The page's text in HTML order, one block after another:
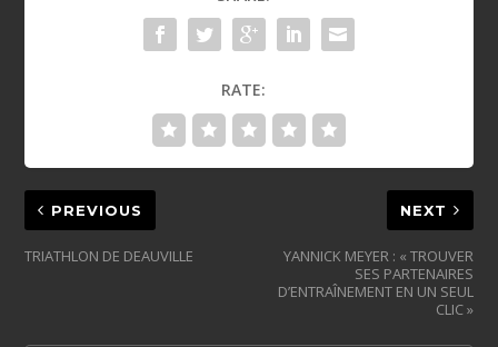
RATE:
PREVIOUS
TRIATHLON DE DEAUVILLE
NEXT
YANNICK MEYER : « TROUVER
SES PARTENAIRES
D’ENTRAÎNEMENT EN UN SEUL
CLIC »